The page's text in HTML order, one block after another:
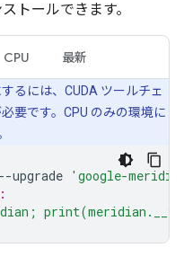
トールできます。
CPU 最新
るには、CUDA ツールチェ
要です。CPU のみの環境に
--upgrade 'google-